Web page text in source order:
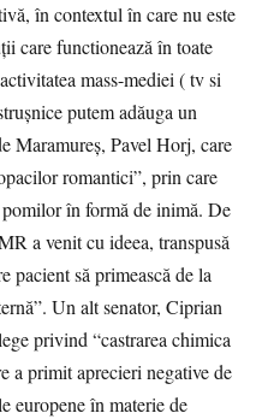
în contextul în care nu este
care functionează în toate
mass-mediei ( tv si
putem adăuga un
Maramureș, Pavel Horj, care
romantici”, prin care
în formă de inimă. De
a venit cu ideea, transpusă
pacient să primească de la
Un alt senator, Ciprian
privind “castrarea chimica
a primit aprecieri negative de
europene în materie de